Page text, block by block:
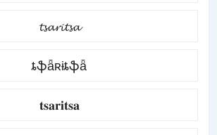
𝓽𝓼𝓪𝓻𝓲𝓽𝓼𝓪
ȶֆǟʀɨȶֆǟ
𝐭𝐬𝐚𝐫𝐢𝐭𝐬𝐚